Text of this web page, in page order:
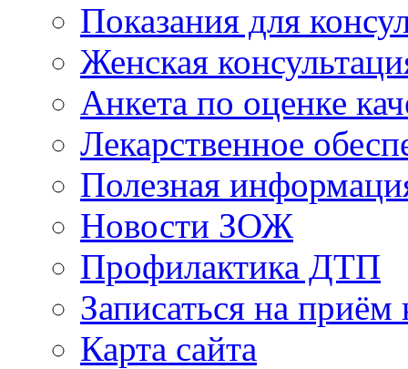
Показания для
Женская
Анкета по оценке
Лекарственное
Полезная
Новости ЗОЖ
Профилактика ДТП
Записаться на приём
Карта сайта